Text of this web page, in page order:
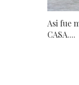
Asi fue
CASA....